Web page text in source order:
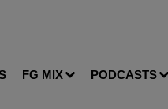
FG MIX PODCASTS